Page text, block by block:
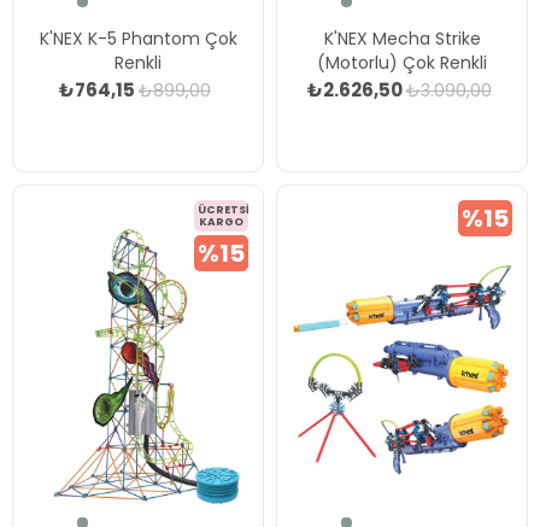
K'NEX K-5 Phantom Çok
Renkli
₺764,15 ₺899,00
K'NEX Mecha Strike
(Motorlu) Çok Renkli
₺2.626,50₺3.090,00
ÜCRETSIZ
KARGO
%15
%15